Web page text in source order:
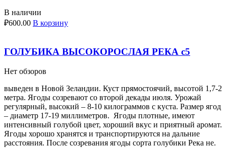
В наличии
₽600.00 В корзину
ГОЛУБИКА ВЫСОКОРОСЛАЯ РЕКА с5
Нет обзоров
выведен в Новой Зеландии. Куст прямостоячий, высотой 1,7-2
метра. Ягоды созревают со второй декады июля. Урожай
регулярный, высокий – 8-10 килограммов с куста. Размер ягод
– диаметр 17-19 миллиметров. Ягоды плотные, имеют
интенсивный голубой цвет, хороший вкус и приятный аромат.
Ягоды хорошо хранятся и транспортируются на дальние
расстояния. После созревания ягоды сорта голубики Река не.